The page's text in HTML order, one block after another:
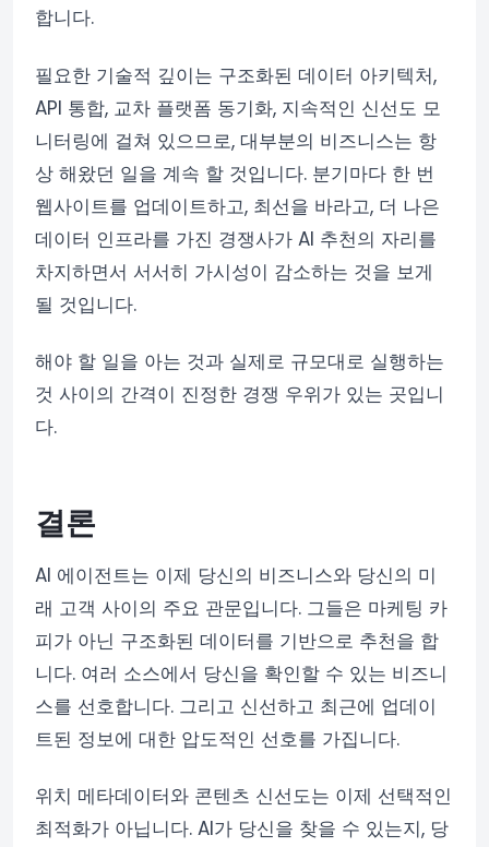
합니다.
필요한 기술적 깊이는 구조화된 데이터 아키텍처,
API 통합, 교차 플랫폼 동기화, 지속적인 신선도 모
니터링에 걸쳐 있으므로, 대부분의 비즈니스는 항
상 해왔던 일을 계속 할 것입니다. 분기마다 한 번
웹사이트를 업데이트하고, 최선을 바라고, 더 나은
데이터 인프라를 가진 경쟁사가 AI 추천의 자리를
차지하면서 서서히 가시성이 감소하는 것을 보게
될 것입니다.
해야 할 일을 아는 것과 실제로 규모대로 실행하는
것 사이의 간격이 진정한 경쟁 우위가 있는 곳입니
다.
결론
AI 에이전트는 이제 당신의 비즈니스와 당신의 미
래 고객 사이의 주요 관문입니다. 그들은 마케팅 카
피가 아닌 구조화된 데이터를 기반으로 추천을 합
니다. 여러 소스에서 당신을 확인할 수 있는 비즈니
스를 선호합니다. 그리고 신선하고 최근에 업데이
트된 정보에 대한 압도적인 선호를 가집니다.
위치 메타데이터와 콘텐츠 신선도는 이제 선택적인
최적화가 아닙니다. AI가 당신을 찾을 수 있는지, 당